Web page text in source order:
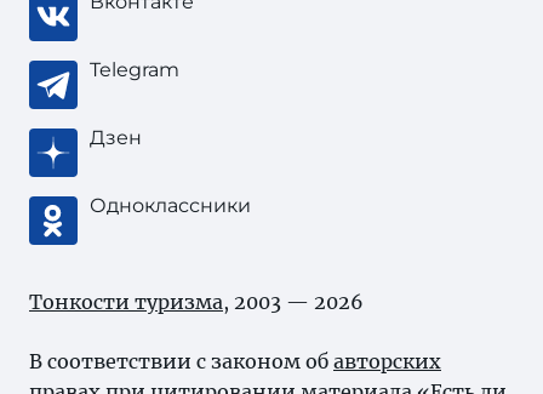
Telegram
Дзен
Одноклассники
Тонкости туризма, 2003 — 2026
В соответствии с законом об авторских